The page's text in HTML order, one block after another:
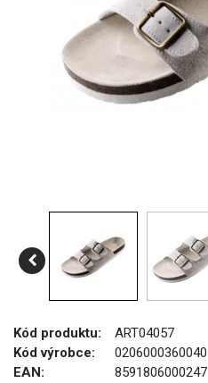
Kód produktu:
ART04057
Kód výrobce:
0206000360040
EAN:
8591806000247